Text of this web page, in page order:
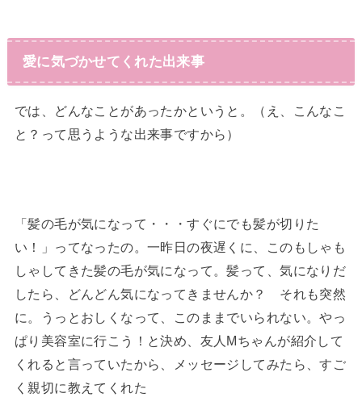
愛に気づかせてくれた出来事
では、どんなことがあったかというと。（え、こんなこ
と？って思うような出来事ですから）
「髪の毛が気になって・・・すぐにでも髪が切りた
い！」ってなったの。一昨日の夜遅くに、このもしゃも
しゃしてきた髪の毛が気になって。髪って、気になりだ
したら、どんどん気になってきませんか？ それも突然
に。うっとおしくなって、このままでいられない。やっ
ぱり美容室に行こう！と決め、友人Mちゃんが紹介して
くれると言っていたから、メッセージしてみたら、すご
く親切に教えてくれた